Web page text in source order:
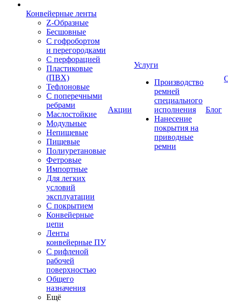
Конвейерные ленты
Z-Образные
Бесшовные
С гофробортом
и перегородками
С перфорацией
Пластиковые
(ПВХ)
Тефлоновые
С поперечными
ребрами
Маслостойкие
Модульные
Непищевые
Пищевые
Полиуретановые
Фетровые
Импортные
Для легких
условий
эксплуатации
С покрытием
Конвейерные
цепи
Ленты
конвейерные ПУ
С рифленой
рабочей
поверхностью
Общего
назначения
Ещё
Акции
Услуги
Производство
ремней
специального
исполнения
Нанесение
покрытия на
приводные
ремни
Блог